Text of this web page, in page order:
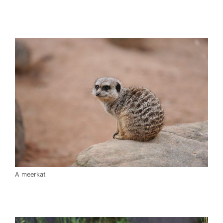
A meerkat